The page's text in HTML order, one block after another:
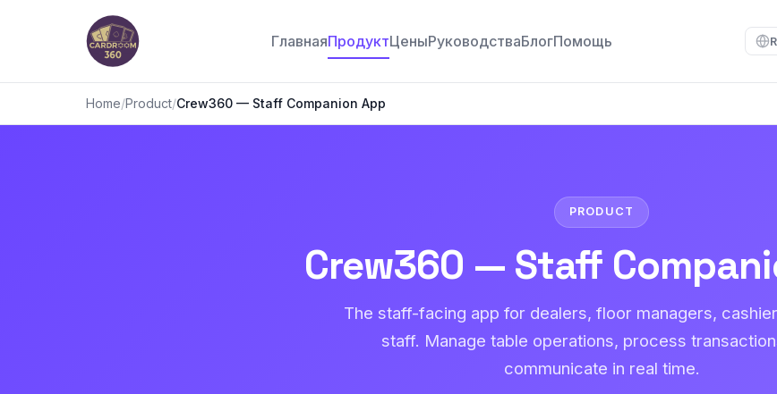
ГлавнаяПродуктЦеныРуководстваБлогПомощь
Home/Product/Crew360 — Staff Companion App
PRODUCT
Crew360 — Staff
The staff-facing app for dealers, floor managers,
staff. Manage table operations, process
communicate in real time.